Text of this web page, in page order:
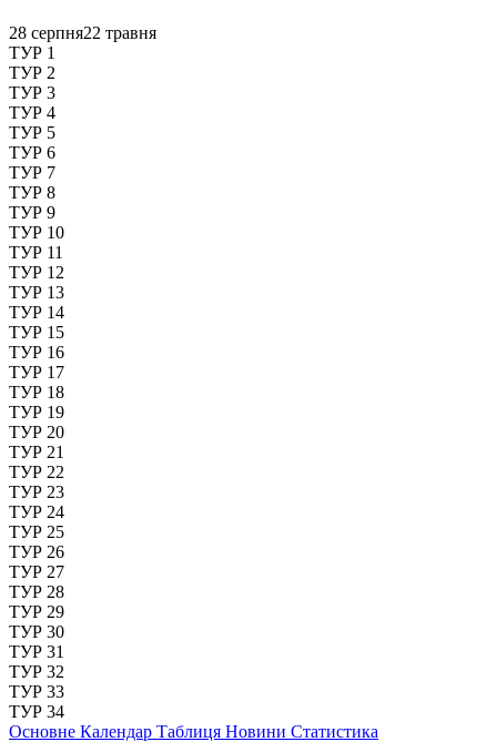
28 серпня22 травня
ТУР 1
ТУР 2
ТУР 3
ТУР 4
ТУР 5
ТУР 6
ТУР 7
ТУР 8
ТУР 9
ТУР 10
ТУР 11
ТУР 12
ТУР 13
ТУР 14
ТУР 15
ТУР 16
ТУР 17
ТУР 18
ТУР 19
ТУР 20
ТУР 21
ТУР 22
ТУР 23
ТУР 24
ТУР 25
ТУР 26
ТУР 27
ТУР 28
ТУР 29
ТУР 30
ТУР 31
ТУР 32
ТУР 33
ТУР 34
Основне Календар Таблиця Новини Статистика